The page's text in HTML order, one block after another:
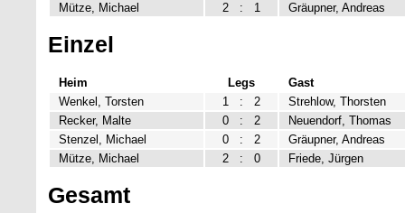
Mütze, Michael
2 : 1 Gräupner, Andreas
Einzel
Heim Legs
Gast
Wenkel, Torsten
1 : 2
Strehlow, Thorsten
Recker, Malte
0 : 2
Neuendorf, Thomas
Stenzel, Michael
0 : 2
Gräupner, Andreas
Mütze, Michael
2 : 0 Friede, Jürgen
Gesamt